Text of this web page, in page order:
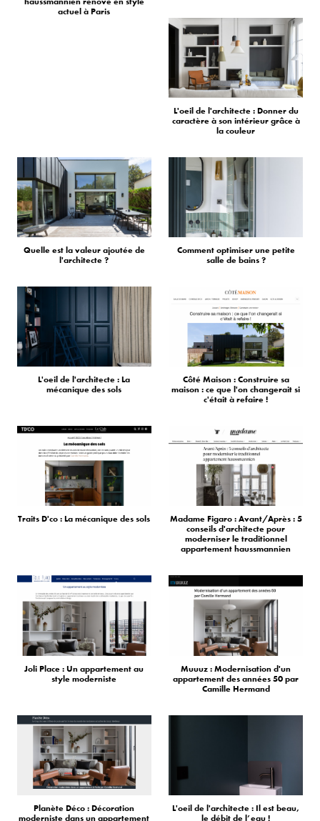
actuel à Paris
L'oeil de l'architecte : Donner du
caractère à son intérieur grâce à
la couleur
Quelle est la valeur ajoutée de
l'architecte ?
Comment optimiser une petite
salle de bains ?
L'oeil de l'architecte : La
mécanique des sols
Côté Maison : Construire sa
maison : ce que l'on changerait si
c'était à refaire !
Traits D'co : La mécanique des sols
Madame Figaro : Avant/Après : 5
conseils d'architecte pour
moderniser le traditionnel
appartement haussmannien
Joli Place : Un appartement au
style moderniste
Muuuz : Modernisation d'un
appartement des années 50 par
Camille Hermand
Planète Déco : Décoration
moderniste dans un appartement
L'oeil de l'architecte : Il est beau,
le débit de l’eau !